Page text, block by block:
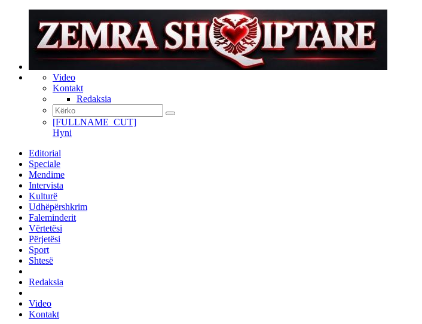
Video
Kontakt
Redaksia
[FULLNAME_CUT]
Hyni
Editorial
Speciale
Mendime
Intervista
Kulturë
Udhëpërshkrim
Faleminderit
Vërtetësi
Përjetësi
Sport
Shtesë
Redaksia
Video
Kontakt